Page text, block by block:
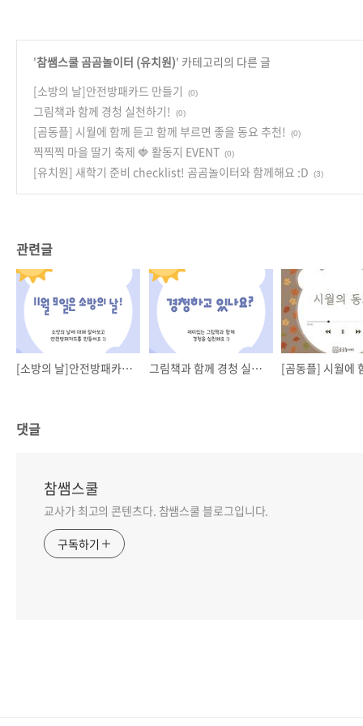
'참쌤스쿨 곰곰놀이터 (유치원)' 카테고리의 다른 글
[소방의 날]안전방패카드 만들기
(0)
그림책과 함께 경청 실천하기! (0)
[곰동플] 시월에 함께 듣고 함께 부르면 좋을 동요 추천! (0)
찍찍찍 마을 딸기 축제 🍓 활동지 EVENT (0)
[유치원] 새학기 준비 checklist! 곰곰놀이터와 함께해요 :D (3)
관련글
[소방의 날]안전방패카드 만들기 그림책과 함께 경청 실천하기!
댓글
참쌤스쿨
교사가 최고의 콘텐츠다. 참쌤스쿨 블로그입니다.
구독하기